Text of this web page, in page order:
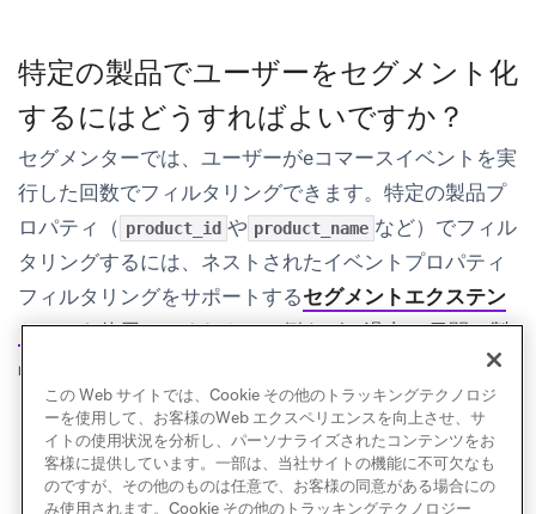
特定の製品でユーザーをセグメント化
するにはどうすればよいですか？
セグメンターでは、ユーザーがeコマースイベントを実
行した回数でフィルタリングできます。特定の製品プ
ロパティ（ product_id や product_name など）でフィル
タリングするには、ネストされたイベントプロパティ
フィルタリングをサポートするセグメントエクステン
ションを使用してください。例えば、過去90日間に製
品「SKU-123」を購入したすべてのユーザーを見つけ
ることができます。
この Web サイトでは、Cookie その他のトラッキングテクノロジ
ーを使用して、お客様のWeb エクスペリエンスを向上させ、サ
イトの使用状況を分析し、パーソナライズされたコンテンツをお
客様に提供しています。一部は、当社サイトの機能に不可欠なも
のですが、その他のものは任意で、お客様の同意がある場合にの
み使用されます。Cookie その他のトラッキングテクノロジー